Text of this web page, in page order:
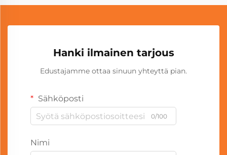
Hanki ilmainen tarjous
Edustajamme ottaa sinuun yhteyttä pian.
Sähköposti
0/100
Nimi